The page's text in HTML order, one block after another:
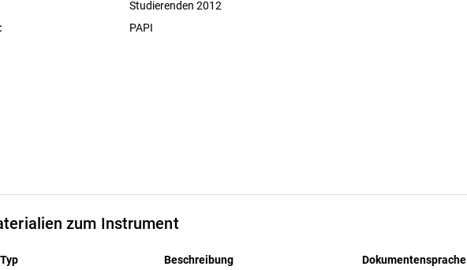
Studierenden 2012
PAPI
zum Instrument
Typ Beschreibung Dokumentensprache